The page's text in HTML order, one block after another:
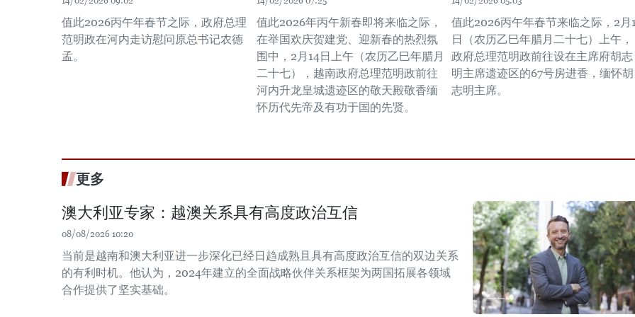
值此2026丙午年春节之际，政府总理
范明政在河内走访慰问原总书记农德
孟。
值此2026年丙午新春即将来临之际，
在举国欢庆贺建党、迎新春的热烈氛
围中，2月14日上午（农历乙巳年腊月
二十七），越南政府总理范明政前往
河内升龙皇城遗迹区的敬天殿敬香缅
怀历代先帝及有功于国的先贤。
值此2026丙午年春节来临之际，2月
日（农历乙巳年腊月二十七）上午，
政府总理范明政前往设在主席府胡志
明主席遗迹区的67号房进香，缅怀胡
志明主席。
更多
澳大利亚专家：越澳关系具有高度政治互信
08/08/2026 10:20
当前是越南和澳大利亚进一步深化已经日趋成熟且具有高度政治互信的双边关系
的有利时机。他认为，2024年建立的全面战略伙伴关系框架为两国拓展各领域
合作提供了坚实基础。